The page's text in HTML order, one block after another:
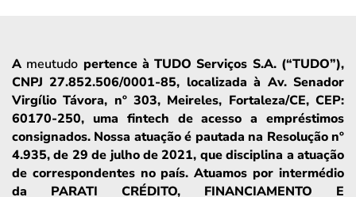
A meutudo pertence à TUDO Serviços S.A. (“TUDO”),
CNPJ 27.852.506/0001-85, localizada à Av. Senador
Virgílio Távora, nº 303, Meireles, Fortaleza/CE, CEP:
60170-250, uma fintech de acesso a empréstimos
consignados. Nossa atuação é pautada na Resolução nº
4.935, de 29 de julho de 2021, que disciplina a atuação
de correspondentes no país. Atuamos por intermédio
da PARATI CRÉDITO, FINANCIAMENTO E